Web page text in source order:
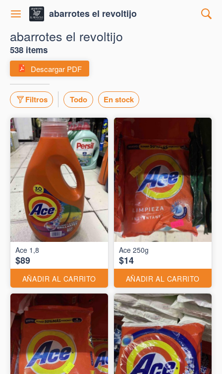
abarrotes el revoltijo
abarrotes el revoltijo
538 items
Descargar PDF
Filtros Todo En stock
Ace 1,8
$89
AÑADIR AL CARRITO
Ace 250g
$14
AÑADIR AL CARRITO